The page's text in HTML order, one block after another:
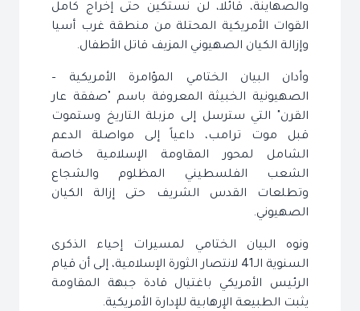
والصهاينة، قائلا، لن نستكين حتى إخراج كامل
القوات الأمريكية المحتلة من منطقة غرب أسيا
وإزالة الكيان الصهيوني المزيف قاتل الأطفال.
وأدان البيان الختامي المؤامرة الأمريكية –
الصهيونية الخبيثة المعروفة باسم "صفقة عار
القرن" التي سترسل إلى مزبلة التاريخ وستموت
قبل موت ترامب، داعياً إلى مواصلة الدعم
الشامل لمحور المقاومة الإسلامية خاصة
الشعب الفلسطيني المظلوم والشجاع
وتطلعات القدس الشريف حتى إزالة الكيان
الصهيوني.
ونوه البيان الختامي لمسيرات إحياء الذكرى
السنوية الـ41 لانتصار الثورة الإسلامية، إلى أن قيام
الرئيس الأمريكي باغتيال قادة جبهة المقاومة
يثبت الطبيعة الإرهابية للإدارة الأمريكية.